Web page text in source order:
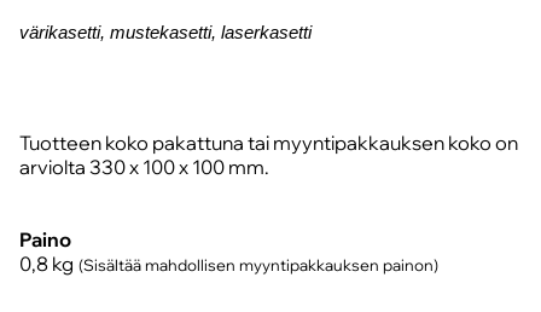
värikasetti, mustekasetti, laserkasetti
Tuotteen koko pakattuna tai myyntipakkauksen koko on
arviolta 330 x 100 x 100 mm.
Paino
0,8 kg (Sisältää mahdollisen myyntipakkauksen painon)